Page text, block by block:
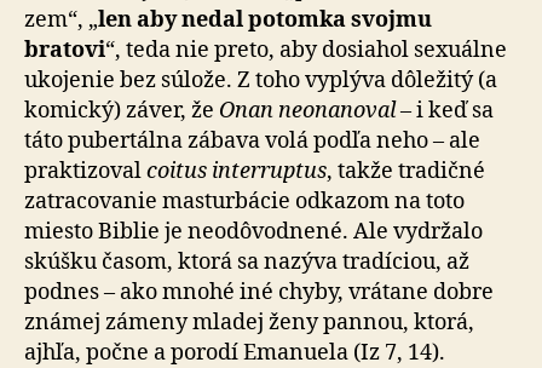
zem“, „len aby nedal potomka svojmu
bratovi“, teda nie preto, aby dosiahol sexuálne
ukojenie bez súlože. Z toho vyplýva dôležitý (a
komický) záver, že Onan neonanoval– i keď sa
táto pubertálna zábava volá podľa neho – ale
praktizovalcoitus interruptus, takže tradičné
zatracovanie masturbácie odkazom na toto
miesto Biblie je neodôvodnené. Ale vydržalo
skúšku časom, ktorá sa nazýva tradíciou, až
podnes – ako mnohé iné chyby, vrátane dobre
známej zámeny mladej ženy pannou, ktorá,
ajhľa, počne a porodí Emanuela (Iz 7, 14).